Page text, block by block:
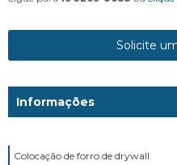
Solicite
Informações
Colocação de forro de drywall